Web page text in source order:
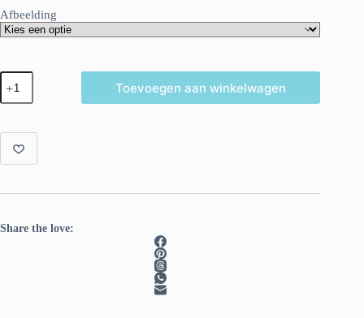
Afbeelding
Mini
minder,
houder
een
gecaked
bolletje
Toevoegen aan winkelwagen
Share the love: